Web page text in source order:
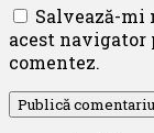
Salvează-mi
acest navigator
comentez.